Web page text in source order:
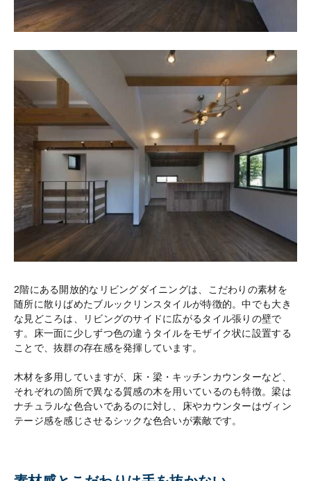
2階にある開放的なリビングダイニングは、こだわりの素材を
随所に散りばめたブルックリンスタイルが特徴的。中でも大き
な見どころは、リビングのサイドに広がるタイル張りの壁で
す。床一面に少しずつ色の違うタイルをモザイク状に設置する
ことで、抜群の存在感を発揮しています。
木材を多用していますが、床・梁・キッチンカウンターなど、
それぞれの箇所で異なる質感の木を用いているのも特徴。梁は
ナチュラルな色合いであるのに対し、床やカウンターはヴィン
テージ感を感じさせるシックな色合いが素敵です。